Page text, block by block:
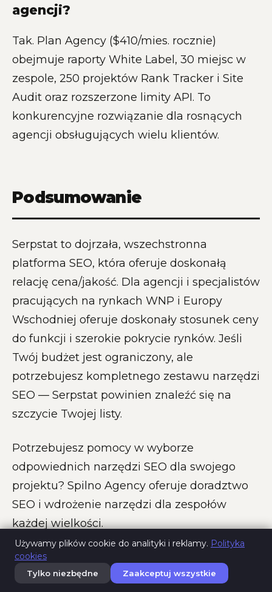
agencji?
Tak. Plan Agency ($410/mies. rocznie)
obejmuje raporty White Label, 30 miejsc w
zespole, 250 projektów Rank Tracker i Site
Audit oraz rozszerzone limity API. To
konkurencyjne rozwiązanie dla rosnących
agencji obsługujących wielu klientów.
Podsumowanie
Serpstat to dojrzała, wszechstronna
platforma SEO, która oferuje doskonałą
relację cena/jakość. Dla agencji i specjalistów
pracujących na rynkach WNP i Europy
Wschodniej oferuje doskonały stosunek ceny
do funkcji i szerokie pokrycie rynków. Jeśli
Twój budżet jest ograniczony, ale
potrzebujesz kompletnego zestawu narzędzi
SEO — Serpstat powinien znaleźć się na
szczycie Twojej listy.
Potrzebujesz pomocy w wyborze
odpowiednich narzędzi SEO dla swojego
projektu? Spilno Agency oferuje doradztwo
SEO i wdrożenie narzędzi dla zespołów
każdej wielkości.
Tutaj pojawią się Twoje
Używamy plików cookie do analityki i reklamy. Polityka
cookies
Tylko niezbędne Zaakceptuj wszystkie